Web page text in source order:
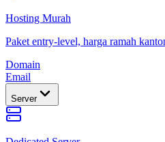
Hosting Murah
Paket entry-level, harga ramah
Domain
Email
Server